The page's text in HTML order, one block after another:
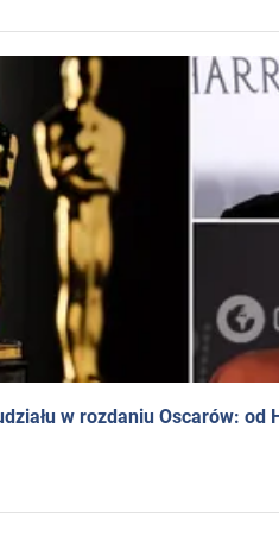
w rozdaniu Oscarów: od